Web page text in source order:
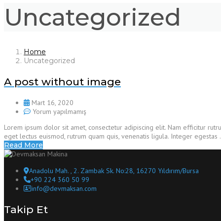
Uncategorized
Home
Uncategorized
A post without image
Mart 16, 2020
Yorum yapılmamış
Lorem ipsum dolor sit amet, consectetur adipiscing elit. Nam efficitur
eget lectus euismod, rutrum quam quis, venenatis ligula. Integer egestas
Read More
Anadolu Mah. , 2. Zambak Sk. No:28, 16270 Yıldırım/Bursa
+90 224 360 50 99
info@devmaksan.com
Takip Et